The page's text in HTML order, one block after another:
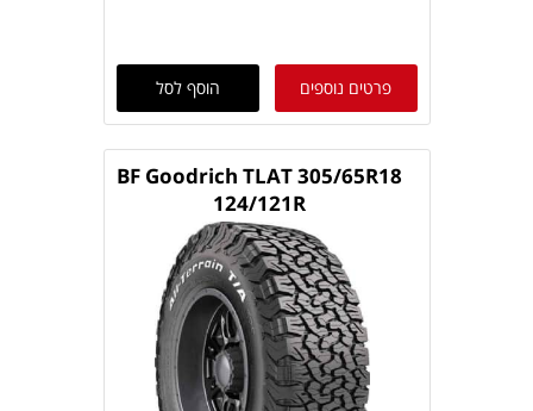
פרטים נוספים הוסף לסל
BF Goodrich TLAT 305/65R18
124/121R